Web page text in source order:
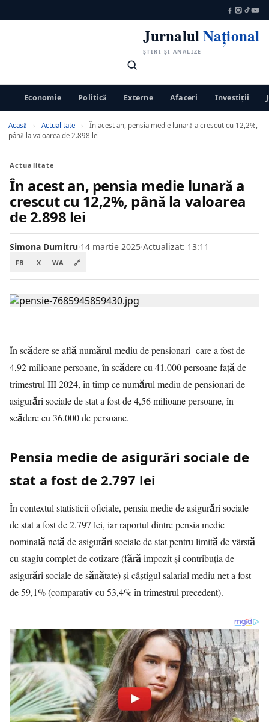
JurnalulNațional
ȘTIRI ȘI ANALIZE
Economie Politică Externe Afaceri Investiții
Acasă › Actualitate ›
În acest an, pensia medie lunară a crescut cu 12,2%,
până la valoarea de 2.898 lei
Actualitate
În acest an, pensia medie lunară a
crescut cu 12,2%, până la valoarea
de 2.898 lei
Simona Dumitru·14 martie 2025·Actualizat: 13:11
FB X WA 🔗
În scădere se află numărul mediu de pensionari care a fost de
4,92 milioane persoane, în scădere cu 41.000 persoane față de
trimestrul III 2024, în timp ce numărul mediu de pensionari de
asigurări sociale de stat a fost de 4,56 milioane persoane, în
scădere cu 36.000 de persoane.
Pensia medie de asigurări sociale de
stat a fost de 2.797 lei
În contextul statisticii oficiale, pensia medie de asigurări sociale
de stat a fost de 2.797 lei, iar raportul dintre pensia medie
nominală netă de asigurări sociale de stat pentru limită de vârstă
cu stagiu complet de cotizare (fără impozit și contribuția de
asigurări sociale de sănătate) și câștigul salarial mediu net a fost
de 59,1% (comparativ cu 53,4% în trimestrul precedent).